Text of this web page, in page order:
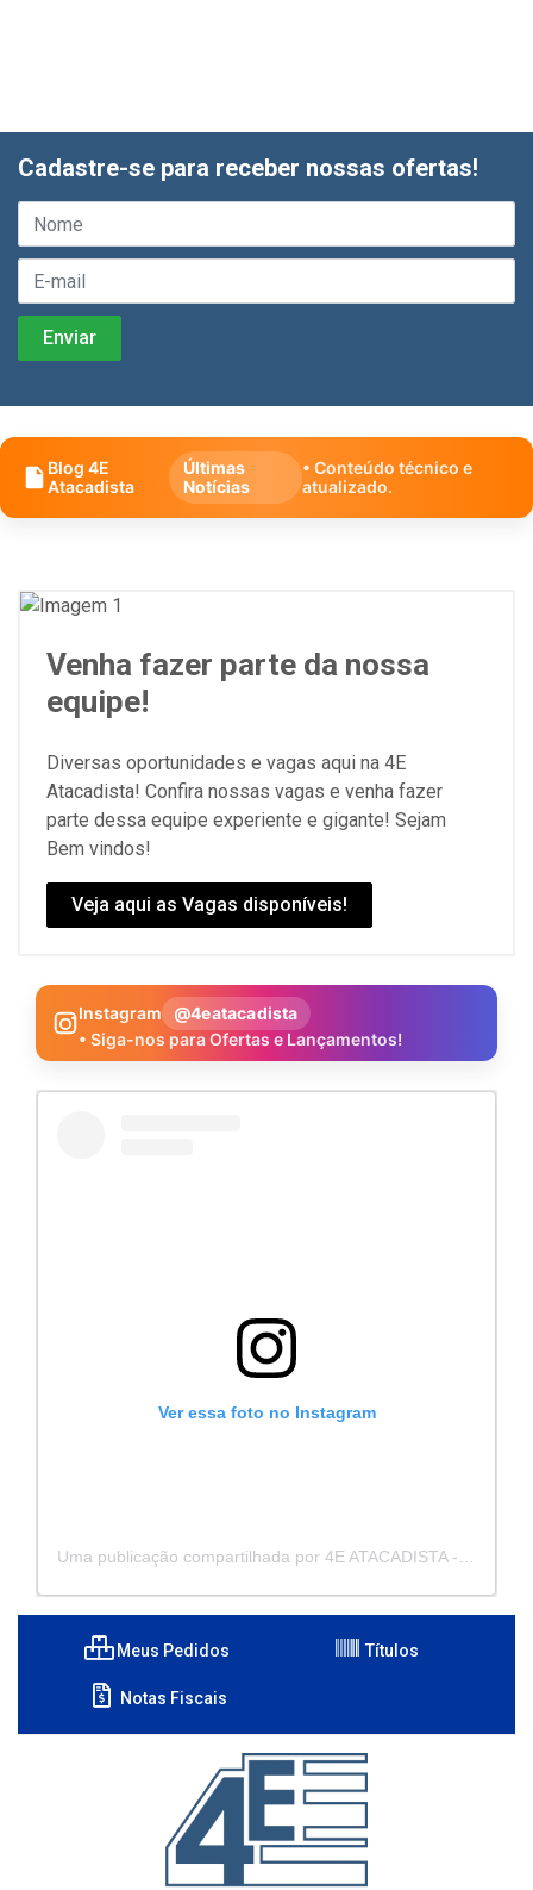
Cadastre-se para receber nossas ofertas!
Blog 4E
Atacadista
Últimas
Notícias
• Conteúdo técnico e
atualizado.
Venha fazer parte da nossa
equipe!
Diversas oportunidades e vagas aqui na 4E
Atacadista! Confira nossas vagas e venha fazer
parte dessa equipe experiente e gigante! Sejam
Bem vindos!
Veja aqui as Vagas disponíveis!
Instagram
@4eatacadista
• Siga-nos para Ofertas e Lançamentos!
Ver essa foto no Instagram
Meus Pedidos Títulos
Notas Fiscais